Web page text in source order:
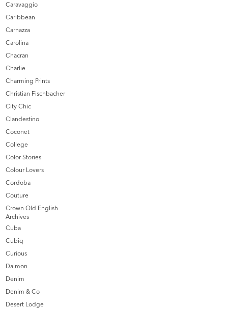
Caravaggio
Caribbean
Carnazza
Carolina
Chacran
Charlie
Charming Prints
Christian Fischbacher
City Chic
Clandestino
Coconet
College
Color Stories
Colour Lovers
Cordoba
Couture
Crown Old English
Archives
Cuba
Cubiq
Curious
Daimon
Denim
Denim & Co
Desert Lodge